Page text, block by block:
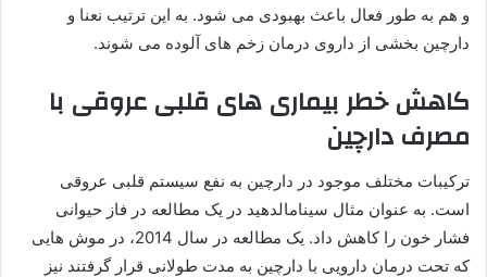
و هم به طور فعال باعث بهبودی می شود. به این ترتیب نعنا و
دارچین بخشی از داروی درمان زخم های آلوده می شوند.
کاهش خطر بیماری های قلبی عروقی با
مصرف دارچین
ترکیبات مختلف موجود در دارچین به نفع سیستم قلبی عروقی
است. به عنوان مثال سینامالدهید در یک مطالعه در فاز حیوانی
فشار خون را کاهش داد. یک مطالعه در سال 2014، در موش هایی
که تحت درمان دارویی با دارچین به مدت طولانی قرار گرفتند نیز